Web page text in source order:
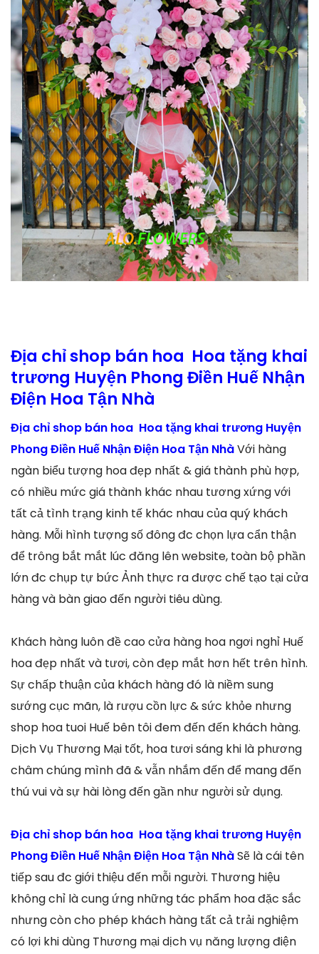
Địa chỉ shop bán hoa Hoa tặng khai
trương Huyện Phong Điền Huế Nhận
Điện Hoa Tận Nhà
Địa chỉ shop bán hoa Hoa tặng khai trương Huyện
Phong Điền Huế Nhận Điện Hoa Tận NhàVới hàng
ngàn biểu tượng hoa đẹp nhất & giá thành phù hợp,
có nhiều mức giá thành khác nhau tương xứng với
tất cả tình trạng kinh tế khác nhau của quý khách
hàng. Mỗi hình tượng số đông đc chọn lựa cẩn thận
để trông bắt mắt lúc đăng lên website, toàn bộ phần
lớn đc chụp tự bức Ảnh thực ra được chế tạo tại cửa
hàng và bàn giao đến người tiêu dùng.
Khách hàng luôn đề cao cửa hàng hoa ngơi nghỉ Huế
hoa đẹp nhất và tươi, còn đẹp mắt hơn hết trên hình.
Sự chấp thuận của khách hàng đó là niềm sung
sướng cục mãn, là rượu cồn lực & sức khỏe nhưng
shop hoa tuoi Huế bên tôi đem đến đến khách hàng.
Dịch Vụ Thương Mại tốt, hoa tươi sáng khi là phương
châm chúng mình đã & vẫn nhắm đến để mang đến
thú vui và sự hài lòng đến gần như người sử dụng.
Địa chỉ shop bán hoa Hoa tặng khai trương Huyện
Phong Điền Huế Nhận Điện Hoa Tận NhàSẽ là cái tên
tiếp sau đc giới thiệu đến mỗi người. Thương hiệu
không chỉ là cung ứng những tác phẩm hoa đặc sắc
nhưng còn cho phép khách hàng tất cả trải nghiệm
có lợi khi dùng Thương mại dịch vụ năng lượng điện